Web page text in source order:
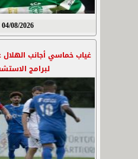
04/08/2026 - 1:59 م
غياب خماسي أجانب
لبرامج